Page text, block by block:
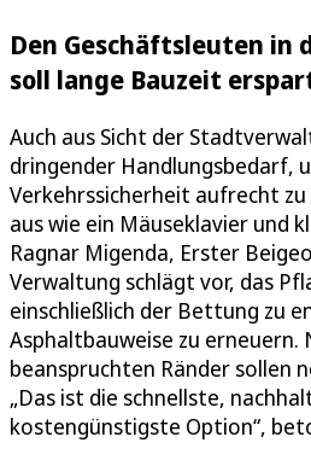
Den Geschäftsleuten in
soll lange Bauzeit
Auch aus Sicht der
dringender Handlungsbedarf,
Verkehrssicherheit aufrecht
aus wie ein Mäuseklavier und
Ragnar Migenda, Erster
Verwaltung schlägt vor, das
einschließlich der Bettung zu
Asphaltbauweise zu erneuern.
beanspruchten Ränder sollen
„Das ist die schnellste,
kostengünstigste Option“,